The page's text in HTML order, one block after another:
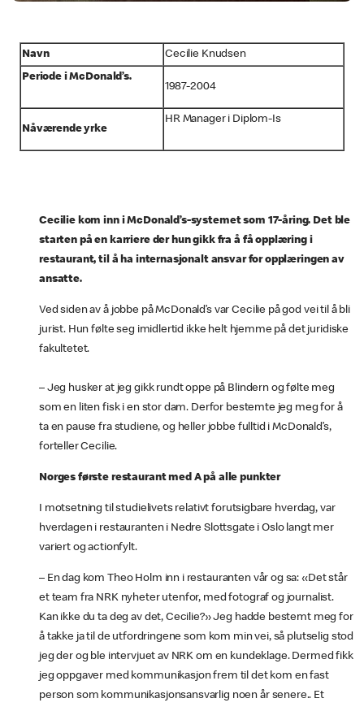
Navn
Cecilie Knudsen
Periode i McDonald’s.
1987-2004
Nåværende yrke
HR Manager i Diplom-Is
Cecilie kom inn i McDonald’s-systemet som 17-åring. Det ble
starten på en karriere der hun gikk fra å få opplæring i
restaurant, til å ha internasjonalt ansvar for opplæringen av
ansatte.
Ved siden av å jobbe på McDonald’s var Cecilie på god vei til å bli
jurist. Hun følte seg imidlertid ikke helt hjemme på det juridiske
fakultetet.
– Jeg husker at jeg gikk rundt oppe på Blindern og følte meg
som en liten fisk i en stor dam. Derfor bestemte jeg meg for å
ta en pause fra studiene, og heller jobbe fulltid i McDonald’s,
forteller Cecilie.
Norges første restaurant med A på alle punkter
I motsetning til studielivets relativt forutsigbare hverdag, var
hverdagen i restauranten i Nedre Slottsgate i Oslo langt mer
variert og actionfylt.
– En dag kom Theo Holm inn i restauranten vår og sa: «Det står
et team fra NRK nyheter utenfor, med fotograf og journalist.
Kan ikke du ta deg av det, Cecilie?» Jeg hadde bestemt meg for
å takke ja til de utfordringene som kom min vei, så plutselig stod
jeg der og ble intervjuet av NRK om en kundeklage. Dermed fikk
jeg oppgaver med kommunikasjon frem til det kom en fast
person som kommunikasjonsansvarlig noen år senere.. Et